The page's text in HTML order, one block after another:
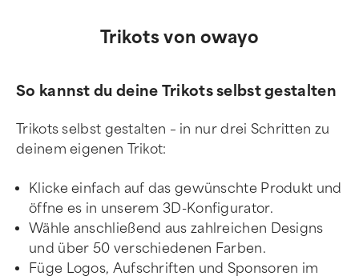
Trikots von owayo
So kannst du deine Trikots selbst gestalten
Trikots selbst gestalten – in nur drei Schritten zu
deinem eigenen Trikot:
Klicke einfach auf das gewünschte Produkt und
öffne es in unserem 3D-Konfigurator.
Wähle anschließend aus zahlreichen Designs
und über 50 verschiedenen Farben.
Füge Logos, Aufschriften und Sponsoren im